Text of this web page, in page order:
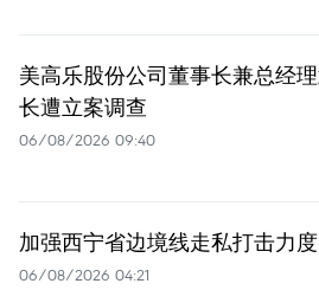
美高乐股份公司董事长兼总经
长遭立案调查
06/08/2026 09:40
加强西宁省边境线走私打击力度
06/08/2026 04:21